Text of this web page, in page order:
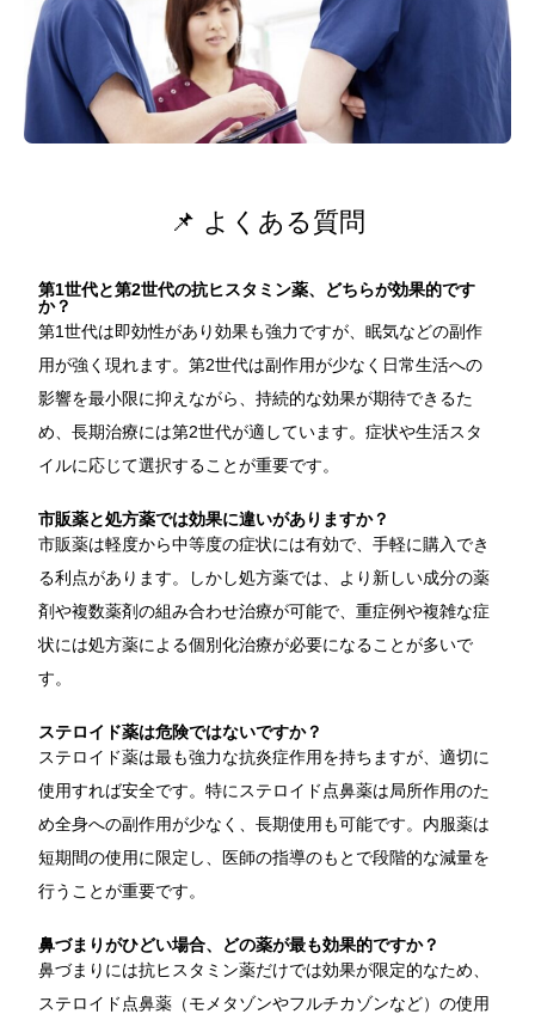
📌 よくある質問
第1世代と第2世代の抗ヒスタミン薬、どちらが効果的です
か？
第1世代は即効性があり効果も強力ですが、眠気などの副作
用が強く現れます。第2世代は副作用が少なく日常生活への
影響を最小限に抑えながら、持続的な効果が期待できるた
め、長期治療には第2世代が適しています。症状や生活スタ
イルに応じて選択することが重要です。
市販薬と処方薬では効果に違いがありますか？
市販薬は軽度から中等度の症状には有効で、手軽に購入でき
る利点があります。しかし処方薬では、より新しい成分の薬
剤や複数薬剤の組み合わせ治療が可能で、重症例や複雑な症
状には処方薬による個別化治療が必要になることが多いで
す。
ステロイド薬は危険ではないですか？
ステロイド薬は最も強力な抗炎症作用を持ちますが、適切に
使用すれば安全です。特にステロイド点鼻薬は局所作用のた
め全身への副作用が少なく、長期使用も可能です。内服薬は
短期間の使用に限定し、医師の指導のもとで段階的な減量を
行うことが重要です。
鼻づまりがひどい場合、どの薬が最も効果的ですか？
鼻づまりには抗ヒスタミン薬だけでは効果が限定的なため、
ステロイド点鼻薬（モメタゾンやフルチカゾンなど）の使用